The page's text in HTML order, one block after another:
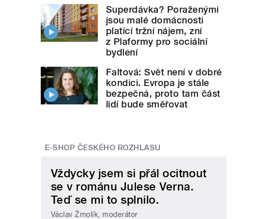
Superdávka? Poraženými
jsou malé domácnosti
platící tržní nájem, zní
z Plaformy pro sociální
bydlení
Faltová: Svět není v dobré
kondici. Evropa je stále
bezpečná, proto tam část
lidí bude směřovat
E-SHOP ČESKÉHO ROZHLASU
Vždycky jsem si přál ocitnout
se v románu Julese Verna.
Teď se mi to splnilo.
Václav Žmolík, moderátor